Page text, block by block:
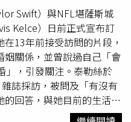
儘管全球在過去數十年已
結婚的比例，從超過三分
。但在撒哈拉以南非洲
婚率仍居高不下。國際培
孩；若無執行、問責與社
讓女孩留在學校、為家庭
合作改變有害習俗，被視
單，對我來說意義非凡，
想到最後能做到讓他放心
馨認為，最重要的是順著
行動關懷，「電話問候、
心的舉動。」她呼籲，愛
人是最堅強的後盾，也是
正面力量，不會讓我做錯
Swift）與NFL堪薩斯城
Kelce）日前正式宣布訂
13年前接受訪問的片段，
關係，並曾說過自己「會
」，引發關注。泰勒絲於
誌採訪，被問及「有沒有
回答，與她目前的生活狀
望能與一個人一起建立生